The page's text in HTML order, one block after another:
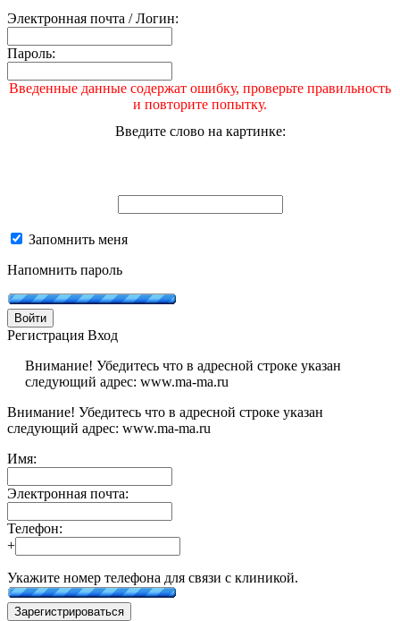
Электронная почта / Логин:
Пароль:
Введенные данные содержат ошибку, проверьте правильность
и повторите попытку.
Введите слово на картинке:
Запомнить меня
Напомнить пароль
Войти
Регистрация Вход
Внимание! Убедитесь что в адресной строке указан
следующий адрес: www.ma-ma.ru
Внимание! Убедитесь что в адресной строке указан
следующий адрес: www.ma-ma.ru
Имя:
Электронная почта:
Телефон:
+
Укажите номер телефона для связи с клиникой.
Зарегистрироваться